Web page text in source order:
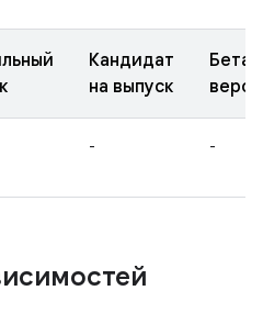
Кандидат
на выпуск
Бета-
- -